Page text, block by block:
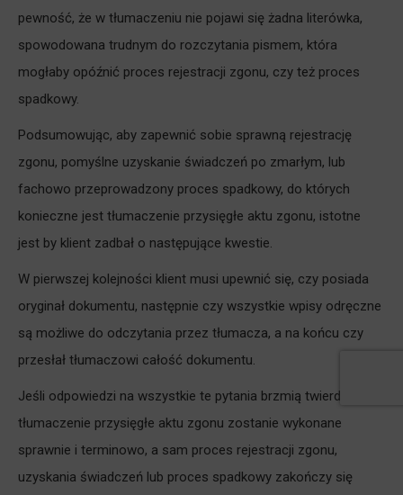
pewność, że w tłumaczeniu nie pojawi się żadna literówka,
spowodowana trudnym do rozczytania pismem, która
mogłaby opóźnić proces rejestracji zgonu, czy też proces
spadkowy.
Podsumowując, aby zapewnić sobie sprawną rejestrację
zgonu, pomyślne uzyskanie świadczeń po zmarłym, lub
fachowo przeprowadzony proces spadkowy, do których
konieczne jest tłumaczenie przysięgłe aktu zgonu, istotne
jest by klient zadbał o następujące kwestie.
W pierwszej kolejności klient musi upewnić się, czy posiada
oryginał dokumentu, następnie czy wszystkie wpisy odręczne
są możliwe do odczytania przez tłumacza, a na końcu czy
przesłał tłumaczowi całość dokumentu.
Jeśli odpowiedzi na wszystkie te pytania brzmią twierdząco,
tłumaczenie przysięgłe aktu zgonu zostanie wykonane
sprawnie i terminowo, a sam proces rejestracji zgonu,
uzyskania świadczeń lub proces spadkowy zakończy się